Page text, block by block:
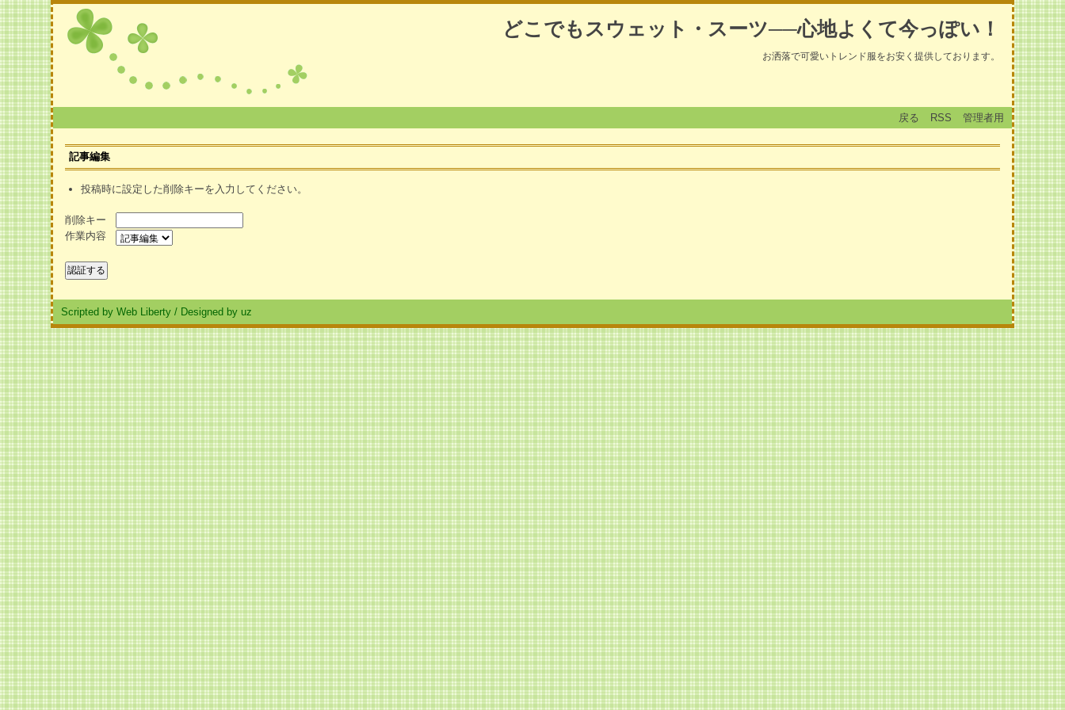
どこでもスウェット・スーツ──心地よくて今っぽい！
お洒落で可愛いトレンド服をお安く提供しております。
戻る RSS 管理者用
記事編集
投稿時に設定した削除キーを入力してください。
削除キー
作業内容
Scripted by Web Liberty / Designed by uz